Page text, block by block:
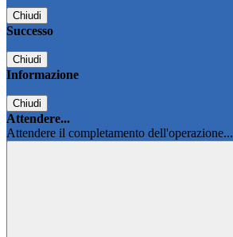
Chiudi
Successo
Chiudi
Informazione
Chiudi
Attendere...
Attendere il completamento dell'operazione...